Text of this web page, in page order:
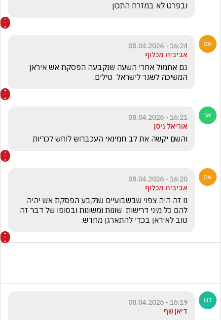
ובפרט לא במזרח התכון
16:24 - 08.04.2026
אביבית מכלוף
המשיכה לשגר לישראל  טילים.
16:21 - 08.04.2026
אוריאל ניסן
והשם יקשה את לב חמינאי העכברוש לוחש לכריות
16:20 - 08.04.2026
אביבית מכלוף
טוב לאיראן בכדי להתארגן מחדש.
16:19 - 08.04.2026
דיאן שף